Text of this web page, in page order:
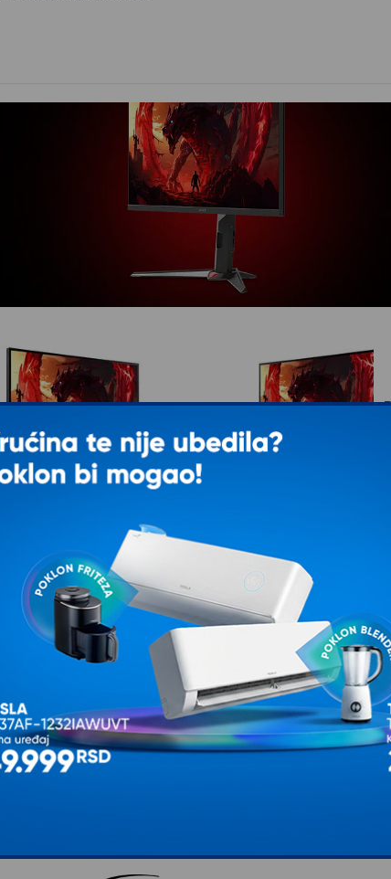
XV0. Sa rezolucijom do 5k, stopom osvežavanja od
(čeka se odobrenje sertifikata) i vremenom odziva do
onako kako treba da se igraju.